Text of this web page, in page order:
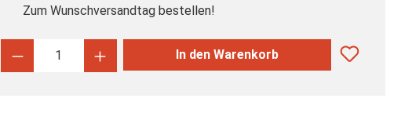
Zum Wunschversandtag bestellen!
Produkt Anzahl: Gib den gewünschten Wert
In den Warenkorb